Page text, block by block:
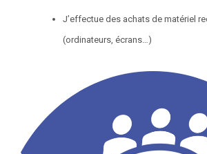
J’effectue des achats de matériel
(ordinateurs, écrans…)